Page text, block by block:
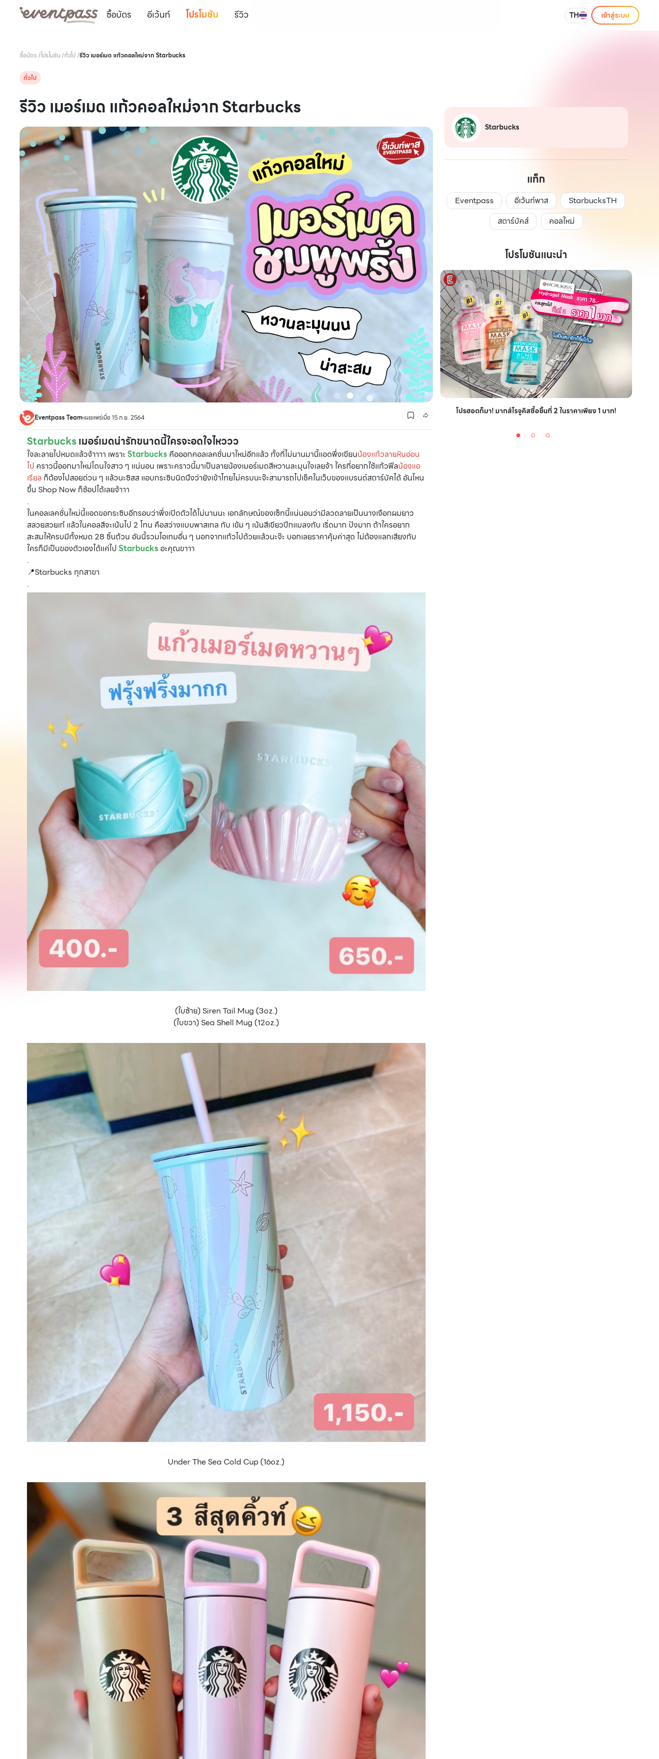
ซื้อบัตร อีเว้นท์ โปรโมชัน รีวิว TH เข้าสู่ระบบ
ซื้อบัตร /โปรโมชัน/ทั่วไป/รีวิว เมอร์เมด แก้วคอลใหม่จาก Starbucks
ทั่วไป
รีวิว เมอร์เมด แก้วคอลใหม่จาก Starbucks
Eventpass Teamเผยแพร่เมื่อ 15 ก.ย. 2564
Starbucksเมอร์เมดน่ารักขนาดนี้ใครจะอดใจไหววว
ใจละลายไปหมดแล้วจ้าาาา เพราะ Starbucks คือออกคอลเลคชั่นมาใหม่อีกแล้ว ทั้งที่ไม่นานมานี้แอดพึ่งเขียนน้องแก้วลายหินอ่อน
ไป คราวนี้ออกมาใหม่โดนใจสาว ๆ แน่นอน เพราะคราวนี้มาเป็นลายน้องเมอร์เมดสีหวานละมุนใจเลยจ้า ใครที่อยากใช้แก้วฟีลน้องแอ
เรียล ก็ต้องไปสอยด่วน ๆ แล้วนะซิสส แอบกระซิบนิดนึงว่ายังเข้าไทยไม่ครบนะจ๊ะสามารถไปเช็คในเว็บของแบรนด์สตาร์บัคได้ อันไหน
ขึ้น Shop Now ก็ช้อปได้เลยจ้าาา
.
ในคอลเลคชั่นใหม่นี้แอดขอกระซิบอีกรอบว่าพึ่งเปิดตัวได้ไม่นานนะ เอกลักษณ์ของเซ็ทนี้แน่นอนว่ามีลวดลายเป็นนางเงือกผมยาว
สลวยสวยเก๋ แล้วในคอลสีจะเน้นไป 2 โทน คือสว่างแบบพาสเทล กับ เข้ม ๆ เน้นสีเขียวปีกแมลงทับ เริ่ดมาก ปังมาก ถ้าใครอยาก
สะสมให้ครบมีทั้งหมด 28 ชิ้นถ้วน อันนี้รวมไอเทมอื่น ๆ นอกจากแก้วไปด้วยแล้วนะจ๊ะ บอกเลยราคาคุ้มค่าสุด ไม่ต้องแลกเสียงกับ
ใครก็มีเป็นของตัวเองได้แค่ไป Starbucksอะคุณขาาา
.
📍Starbucks ทุกสาขา
.
(ใบซ้าย) Siren Tail Mug (3oz.)
(ใบขวา) Sea Shell Mug (12oz.)
Under The Sea Cold Cup (16oz.)
Starbucks
แท็ก
Eventpass อีเว้นท์พาส
StarbucksTH
สตาร์บัคส์
คอลใหม่
โปรโมชันแนะนำ
CMG SHOP SHOP รวมแบรนด์ตัวท็อป ลดสูงสุด50% โปรฮอตก็มา! มากส์โรจูคิสซื้อชิ้นที่ 2 ในราคาเพียง 1 บาท!